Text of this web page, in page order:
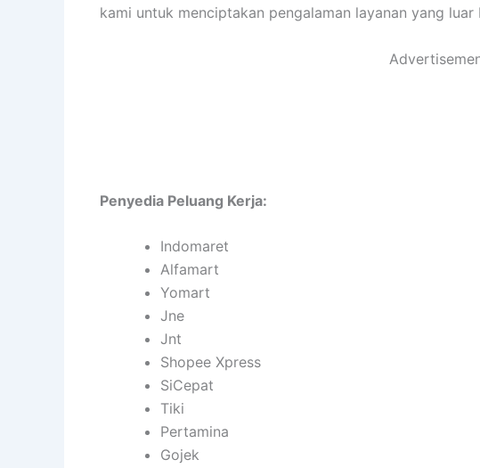
kami untuk menciptakan pengalaman layanan yang
Penyedia Peluang Kerja:
Indomaret
Alfamart
Yomart
Jne
Jnt
Shopee Xpress
SiCepat
Tiki
Pertamina
Gojek